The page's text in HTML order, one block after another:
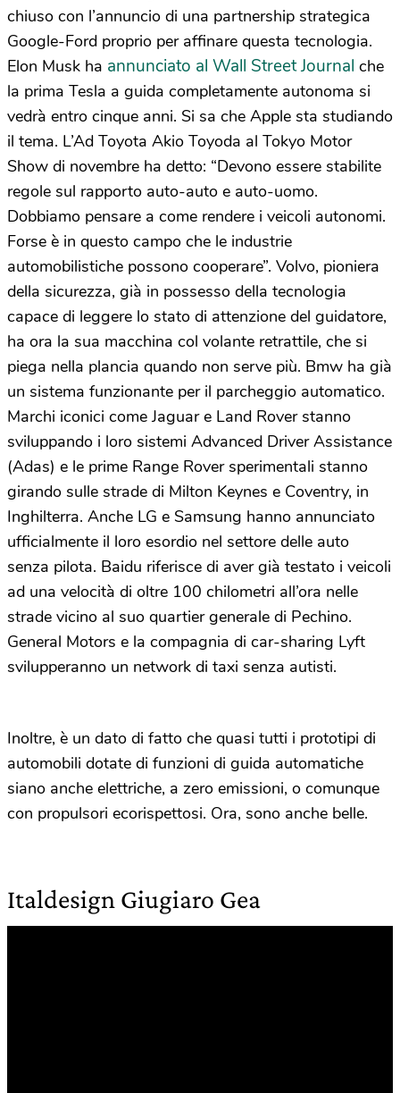
chiuso con l’annuncio di una partnership strategica
Google-Ford proprio per affinare questa tecnologia.
Elon Musk ha annunciato al Wall Street Journal che
la prima Tesla a guida completamente autonoma si
vedrà entro cinque anni. Si sa che Apple sta studiando
il tema. L’Ad Toyota Akio Toyoda al Tokyo Motor
Show di novembre ha detto: “Devono essere stabilite
regole sul rapporto auto-auto e auto-uomo.
Dobbiamo pensare a come rendere i veicoli autonomi.
Forse è in questo campo che le industrie
automobilistiche possono cooperare”. Volvo, pioniera
della sicurezza, già in possesso della tecnologia
capace di leggere lo stato di attenzione del guidatore,
ha ora la sua macchina col volante retrattile, che si
piega nella plancia quando non serve più. Bmw ha già
un sistema funzionante per il parcheggio automatico.
Marchi iconici come Jaguar e Land Rover stanno
sviluppando i loro sistemi Advanced Driver Assistance
(Adas) e le prime Range Rover sperimentali stanno
girando sulle strade di Milton Keynes e Coventry, in
Inghilterra. Anche LG e Samsung hanno annunciato
ufficialmente il loro esordio nel settore delle auto
senza pilota. Baidu riferisce di aver già testato i veicoli
ad una velocità di oltre 100 chilometri all’ora nelle
strade vicino al suo quartier generale di Pechino.
General Motors e la compagnia di car-sharing Lyft
svilupperanno un network di taxi senza autisti.
Inoltre, è un dato di fatto che quasi tutti i prototipi di
automobili dotate di funzioni di guida automatiche
siano anche elettriche, a zero emissioni, o comunque
con propulsori ecorispettosi. Ora, sono anche belle.
Italdesign Giugiaro Gea